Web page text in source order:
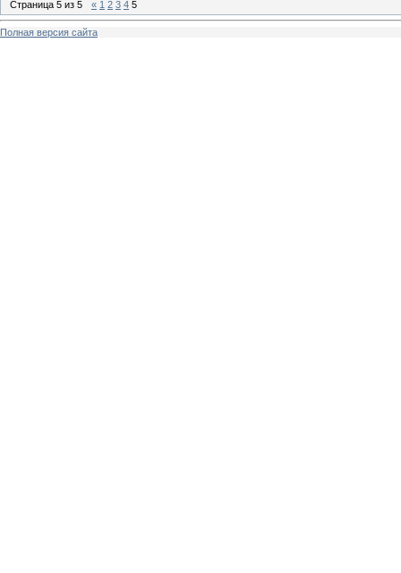
Страница 5 из 5 « 1 2 3 4 5
Полная версия сайта